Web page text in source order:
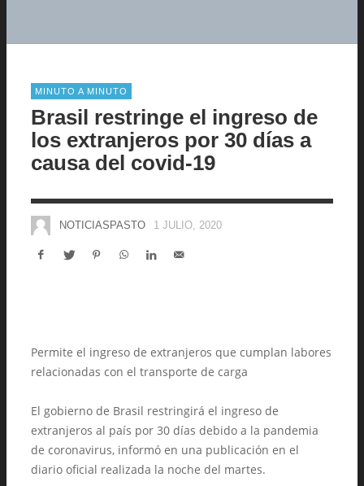
MINUTO A MINUTO
Brasil restringe el ingreso de
los extranjeros por 30 días a
causa del covid-19
NOTICIASPASTO 1 JULIO, 2020
Permite el ingreso de extranjeros que cumplan labores
relacionadas con el transporte de carga
El gobierno de Brasil restringirá el ingreso de
extranjeros al país por 30 días debido a la pandemia
de coronavirus, informó en una publicación en el
diario oficial realizada la noche del martes.